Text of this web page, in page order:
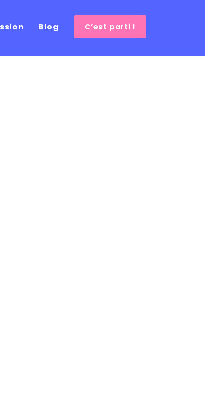
Blog C’est parti !